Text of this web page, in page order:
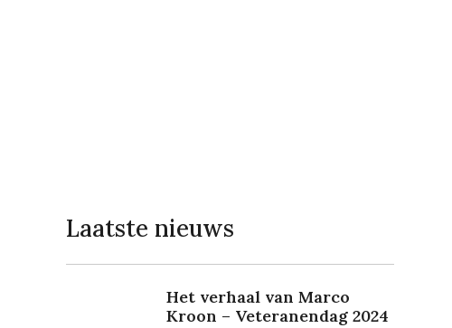
Laatste nieuws
Het verhaal van Marco
Kroon – Veteranendag 2024